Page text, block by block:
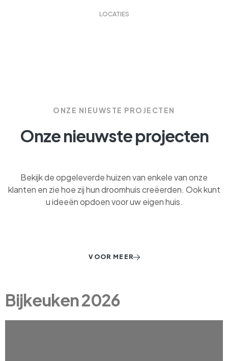
LOCATIES
ONZE NIEUWSTE PROJECTEN
Onze nieuwste projecten
Bekijk de opgeleverde huizen van enkele van onze
klanten en zie hoe zij hun droomhuis creëerden. Ook kunt
u ideeën opdoen voor uw eigen huis.
VOOR MEER
Bijkeuken 2026